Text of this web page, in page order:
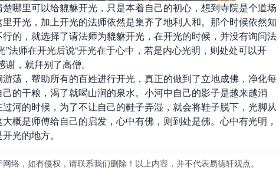
里可以给貔貅开光，只是本着自己的初心，想到寺院是个道场
开光，加上开光的法师依然是集齐了地利人和。那个时候依然知
的，就选择了请法师为貔貅开光，在开光的时候，并没有询问法
”法师在开光后说“开光在于心中，若是内心光明，则处处可以开
，就拜别了高僧。
，帮助所有的百姓进行开光，真正的做到了立地成佛，净化每
的干粮，渴了就喝山涧的泉水。小河中自己的影子是越来越消
河的时候，为了不让自己的鞋子弄湿，就会将鞋子脱下，光脚从
概是师傅给自己的启发，心中有佛，则到处是佛。心中有光明，
光的地方。
络，如有侵权，请联系我们删除！以上内容，并不代表易德轩观点。